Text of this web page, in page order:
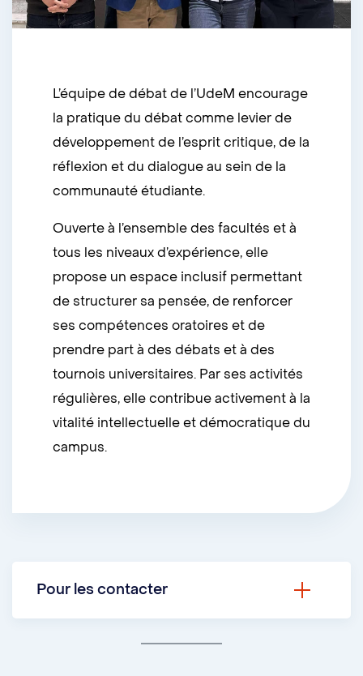
L’équipe de débat de l’UdeM encourage
la pratique du débat comme levier de
développement de l’esprit critique, de la
réflexion et du dialogue au sein de la
communauté étudiante.
Ouverte à l’ensemble des facultés et à
tous les niveaux d’expérience, elle
propose un espace inclusif permettant
de structurer sa pensée, de renforcer
ses compétences oratoires et de
prendre part à des débats et à des
tournois universitaires. Par ses activités
régulières, elle contribue activement à la
vitalité intellectuelle et démocratique du
campus.
Pour les contacter